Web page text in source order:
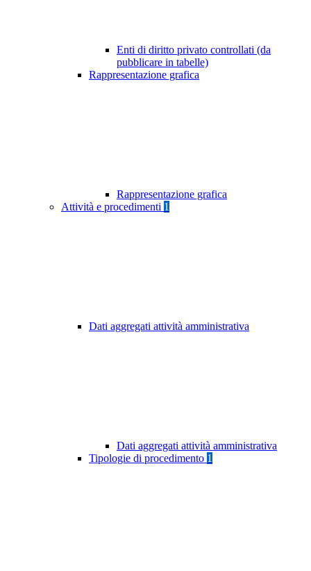
Enti di diritto privato controllati (da
pubblicare in tabelle)
Rappresentazione grafica
Rappresentazione grafica
Attività e procedimenti 1
Dati aggregati attività amministrativa
Dati aggregati attività amministrativa
Tipologie di procedimento 1